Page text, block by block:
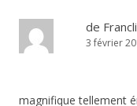
de
3 février
magnifique tellement